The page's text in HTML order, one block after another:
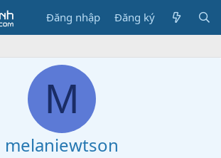
Đăng nhập Đăng ký
M
melaniewtson